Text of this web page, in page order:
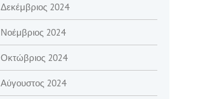
Δεκέμβριος 2024
Νοέμβριος 2024
Οκτώβριος 2024
Αύγουστος 2024